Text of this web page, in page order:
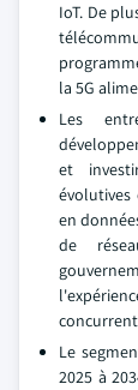
IoT. De
la 5G
Les
et
évolutives
en
de
Le
2025 à